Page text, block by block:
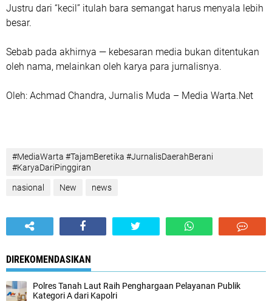
Justru dari “kecil” itulah bara semangat harus menyala lebih
besar.
Sebab pada akhirnya — kebesaran media bukan ditentukan
oleh nama, melainkan oleh karya para jurnalisnya.
Oleh: Achmad Chandra, Jurnalis Muda – Media Warta.Net
#MediaWarta #TajamBeretika #JurnalisDaerahBerani
#KaryaDariPinggiran
nasional New news
DIREKOMENDASIKAN
Polres Tanah Laut Raih Penghargaan Pelayanan Publik
Kategori A dari Kapolri